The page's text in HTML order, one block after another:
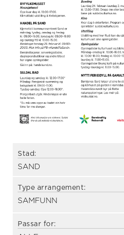
Stad:
SAND
Type arrangement:
SAMFUNN
Passar for: